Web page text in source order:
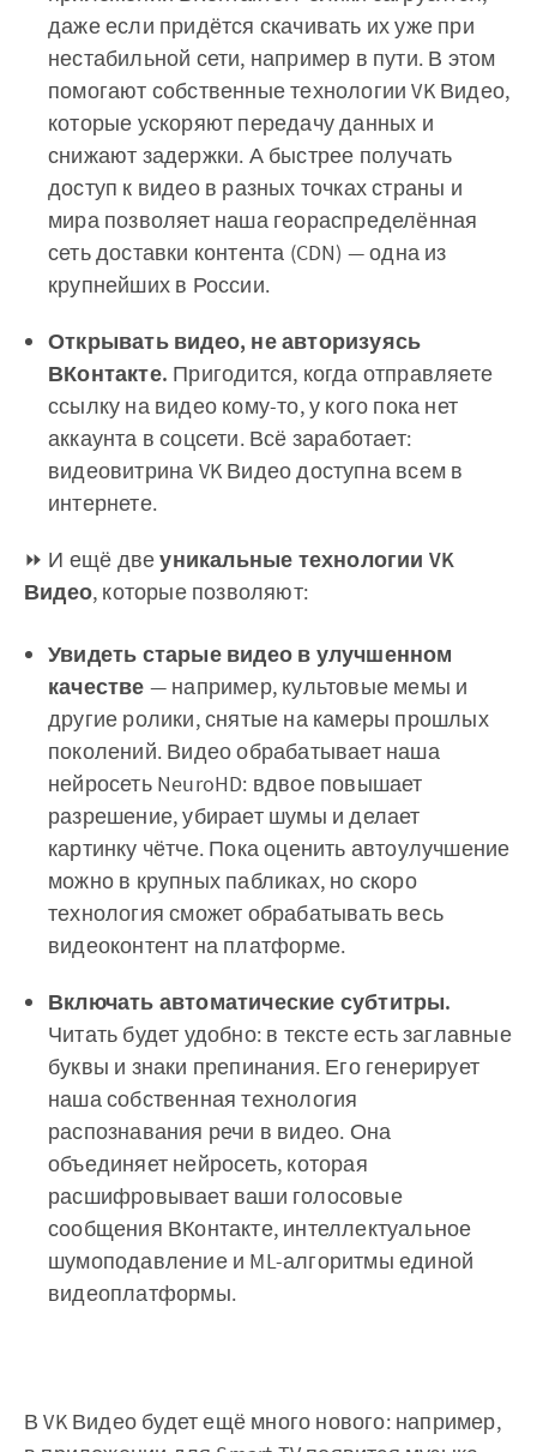
даже если придётся скачивать их уже при
нестабильной сети, например в пути. В этом
помогают собственные технологии VK Видео,
которые ускоряют передачу данных и
снижают задержки. А быстрее получать
доступ к видео в разных точках страны и
мира позволяет наша геораспределённая
сеть доставки контента (CDN) — одна из
крупнейших в России.
Открывать видео, не авторизуясь
ВКонтакте. Пригодится, когда отправляете
ссылку на видео кому-то, у кого пока нет
аккаунта в соцсети. Всё заработает:
видеовитрина VK Видео доступна всем в
интернете.
⏩ И ещё двеуникальные технологии VK
Видео, которые позволяют:
Увидеть старые видео в улучшенном
качестве — например, культовые мемы и
другие ролики, снятые на камеры прошлых
поколений. Видео обрабатывает наша
нейросеть NeuroHD: вдвое повышает
разрешение, убирает шумы и делает
картинку чётче. Пока оценить автоулучшение
можно в крупных пабликах, но скоро
технология сможет обрабатывать весь
видеоконтент на платформе.
Включать автоматические субтитры.
Читать будет удобно: в тексте есть заглавные
буквы и знаки препинания. Его генерирует
наша собственная технология
распознавания речи в видео. Она
объединяет нейросеть, которая
расшифровывает ваши голосовые
сообщения ВКонтакте, интеллектуальное
шумоподавление и ML-алгоритмы единой
видеоплатформы.
В VK Видео будет ещё много нового: например,